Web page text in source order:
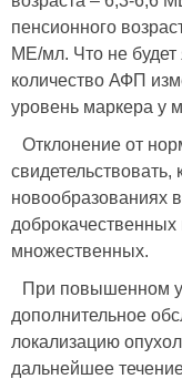
пенсионного
МЕ/мл. Что не будет
количество АФП
уровень маркера у
Отклонение от
свидетельствовать,
новообразованиях
множественных.
При повышенном
дополнительное
локализацию
дальнейшее